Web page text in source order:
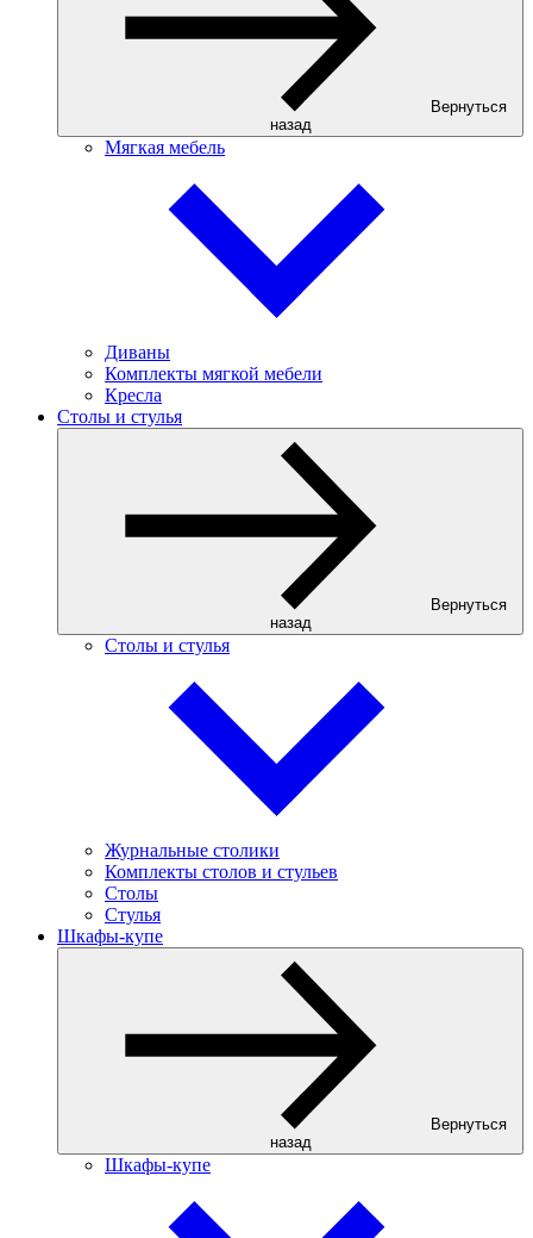
Вернуться
назад
Мягкая мебель
Диваны
Комплекты мягкой мебели
Кресла
Столы и стулья
Вернуться
назад
Столы и стулья
Журнальные столики
Комплекты столов и стульев
Столы
Стулья
Шкафы-купе
Вернуться
назад
Шкафы-купе